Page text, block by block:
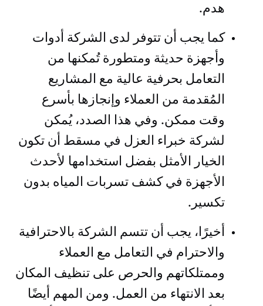
هدم.
كما يجب أن تتوفر لدى الشركة أدوات
وأجهزة حديثة ومتطورة تُمكنها من
التعامل بحرفية عالية مع المشاريع
المُقدمة من العملاء وإنجازها بأسرع
وقت ممكن. وفي هذا الصدد، يُمكن
لشركة خبراء العزل في مسقط أن تكون
الخيار الأمثل بفضل استخدامها لأحدث
الأجهزة في كشف تسربات المياه بدون
تكسير.
أخيرًا، يجب أن تتسم الشركة بالاحترافية
والاحترام في التعامل مع العملاء
وممتلكاتهم والحرص على تنظيف المكان
بعد الانتهاء من العمل. ومن المهم أيضًا